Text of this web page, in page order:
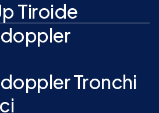
Tiroide
Tronchi